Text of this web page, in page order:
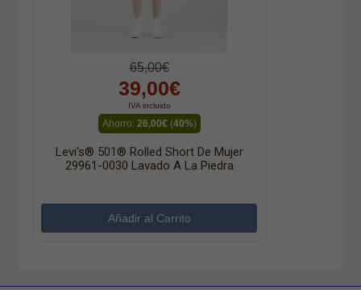
65,00€
39,00€
IVA incluido
Ahorro: 26,00€(40%)
Levi's® 501® Rolled Short De Mujer
29961-0030 Lavado A La Piedra